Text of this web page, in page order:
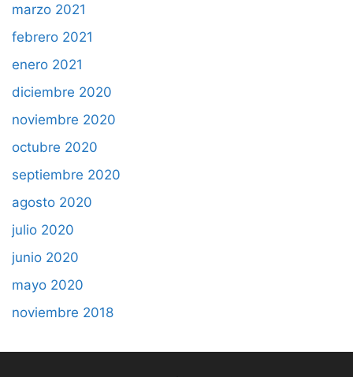
marzo 2021
febrero 2021
enero 2021
diciembre 2020
noviembre 2020
octubre 2020
septiembre 2020
agosto 2020
julio 2020
junio 2020
mayo 2020
noviembre 2018